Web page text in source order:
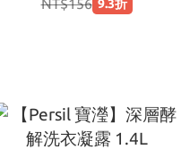
NT$156 9.3折